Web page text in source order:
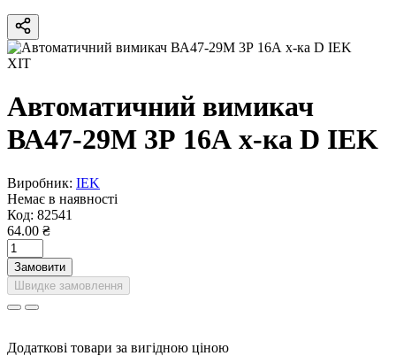
ХІТ
Автоматичний вимикач
ВА47-29M 3Р 16А х-ка D IEK
Виробник: IEK
Немає в наявності
Код: 82541
64.00 ₴
Замовити
Швидке замовлення
Додаткові товари за вигідною ціною